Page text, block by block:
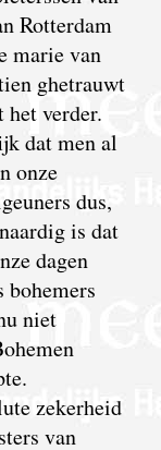
Rotterdam
marie van
ghetrauwt
het verder.
dat men al
onze
dus,
is dat
dagen
niet
zekerheid
van